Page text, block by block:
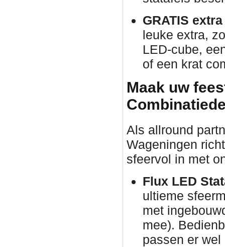
GRATIS
leuke extra,
LED-cube,
of een krat
Maak uw
Als allround
Wageningen
sfeervol in met
Flux LED
ultieme
met
mee).
passen er